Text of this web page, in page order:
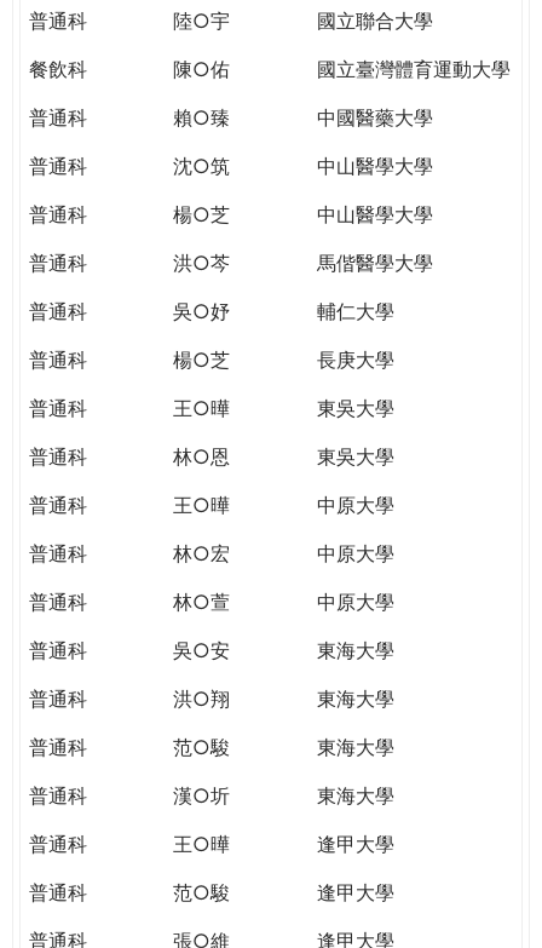
PATH
GLOBAL
普通科
陸○宇
國立聯合大學
餐飲科
陳○佑
國立臺灣體育運動大學
普通科
賴○臻
中國醫藥大學
普通科
沈○筑
中山醫學大學
普通科
楊○芝
中山醫學大學
普通科
洪○芩
馬偕醫學大學
普通科
吳○妤
輔仁大學
普通科
楊○芝
長庚大學
普通科
王○曄
東吳大學
普通科
林○恩
東吳大學
普通科
王○曄
中原大學
普通科
林○宏
中原大學
普通科
林○萱
中原大學
普通科
吳○安
東海大學
普通科
洪○翔
東海大學
普通科
范○駿
東海大學
普通科
漢○圻
東海大學
普通科
王○曄
逢甲大學
普通科
范○駿
逢甲大學
普通科
張○維
逢甲大學